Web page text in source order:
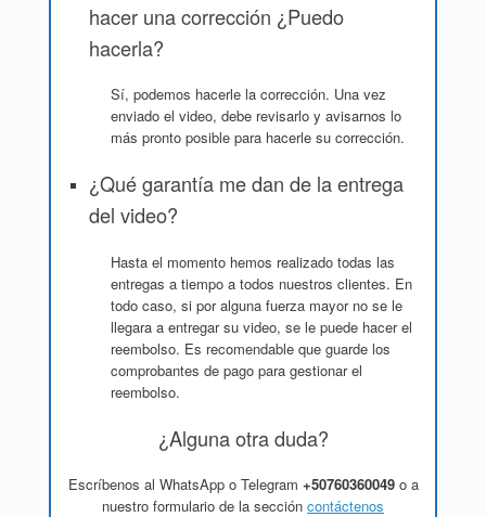
hacer una corrección ¿Puedo
hacerla?
Sí, podemos hacerle la corrección. Una vez
enviado el video, debe revisarlo y avisarnos lo
más pronto posible para hacerle su corrección.
¿Qué garantía me dan de la entrega
del video?
Hasta el momento hemos realizado todas las
entregas a tiempo a todos nuestros clientes. En
todo caso, si por alguna fuerza mayor no se le
llegara a entregar su video, se le puede hacer el
reembolso. Es recomendable que guarde los
comprobantes de pago para gestionar el
reembolso.
¿Alguna otra duda?
Escríbenos al WhatsApp o Telegram +50760360049o a
nuestro formulario de la sección contáctenos